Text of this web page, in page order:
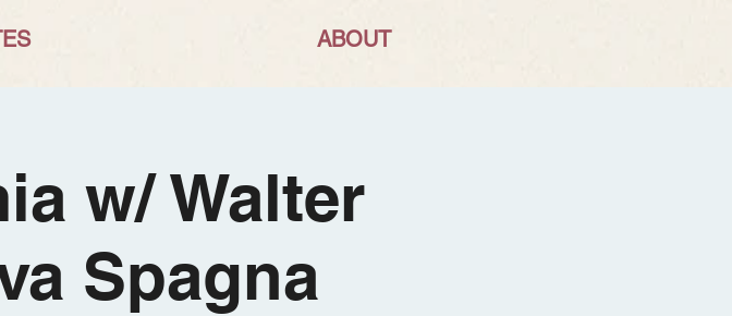
ABOUT
w/ Walter
Spagna